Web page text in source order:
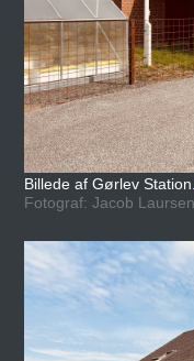
Billede af Gørlev
Fotograf: Jacob